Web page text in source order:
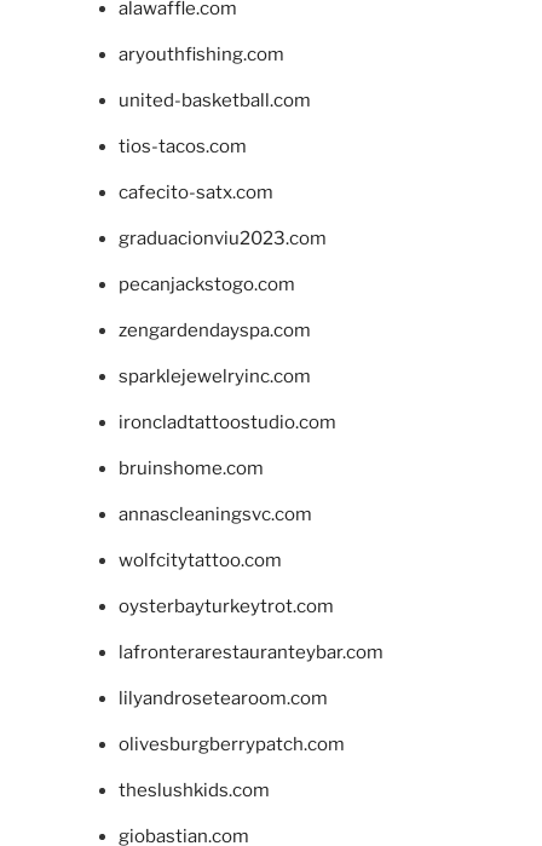
alawaffle.com
aryouthfishing.com
united-basketball.com
tios-tacos.com
cafecito-satx.com
graduacionviu2023.com
pecanjackstogo.com
zengardendayspa.com
sparklejewelryinc.com
ironcladtattoostudio.com
bruinshome.com
annascleaningsvc.com
wolfcitytattoo.com
oysterbayturkeytrot.com
lafronterarestauranteybar.com
lilyandrosetearoom.com
olivesburgberrypatch.com
theslushkids.com
giobastian.com